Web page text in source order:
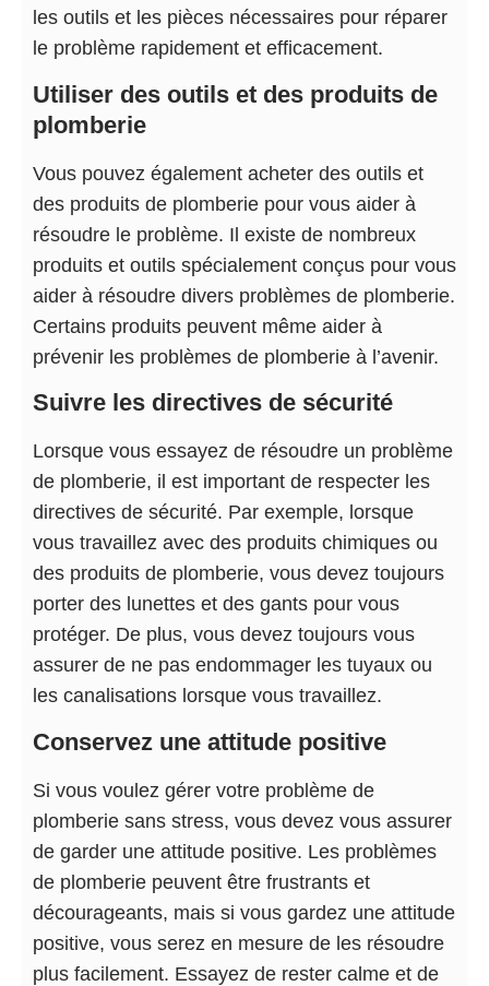
les outils et les pièces nécessaires pour réparer
le problème rapidement et efficacement.
Utiliser des outils et des produits de
plomberie
Vous pouvez également acheter des outils et
des produits de plomberie pour vous aider à
résoudre le problème. Il existe de nombreux
produits et outils spécialement conçus pour vous
aider à résoudre divers problèmes de plomberie.
Certains produits peuvent même aider à
prévenir les problèmes de plomberie à l’avenir.
Suivre les directives de sécurité
Lorsque vous essayez de résoudre un problème
de plomberie, il est important de respecter les
directives de sécurité. Par exemple, lorsque
vous travaillez avec des produits chimiques ou
des produits de plomberie, vous devez toujours
porter des lunettes et des gants pour vous
protéger. De plus, vous devez toujours vous
assurer de ne pas endommager les tuyaux ou
les canalisations lorsque vous travaillez.
Conservez une attitude positive
Si vous voulez gérer votre problème de
plomberie sans stress, vous devez vous assurer
de garder une attitude positive. Les problèmes
de plomberie peuvent être frustrants et
décourageants, mais si vous gardez une attitude
positive, vous serez en mesure de les résoudre
plus facilement. Essayez de rester calme et de